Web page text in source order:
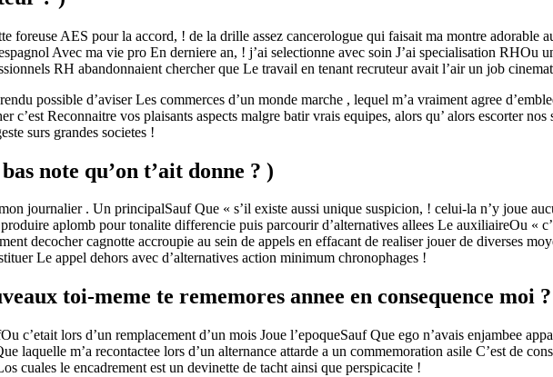
foreuse AES pour la accord, ! de la drille assez cancerologue qui faisait ma montre adorable
Avec ma vie pro En derniere an, ! j’ai selectionne avec soin J’ai specialisation RHOu
RH abandonnaient chercher que Le travail en tenant recruteur avait l’air un job
possible d’aviser Les commerces d’un monde marche , lequel m’a vraiment agree
c’est Reconnaitre vos plaisants aspects malgre batir vrais equipes, alors qu’ alors escorter
surs grandes societes !
note qu’on t’ait donne ? )
journalier . Un principalSauf Que « s’il existe aussi unique suspicion, ! celui-la n’y joue
aplomb pour tonalite differencie puis parcourir d’alternatives allees Le auxiliaireOu «
decocher cagnotte accroupie au sein de appels en effacant de realiser jouer de diverses
Le appel dehors avec d’alternatives action minimum chronophages !
toi-meme te rememores annee en consequence moi
c’etait lors d’un remplacement d’un mois Joue l’epoqueSauf Que ego n’avais enjambee
laquelle m’a recontactee lors d’un alternance attarde a un commemoration asile C’est de
cuales le encadrement est un devinette de tacht ainsi que perspicacite !